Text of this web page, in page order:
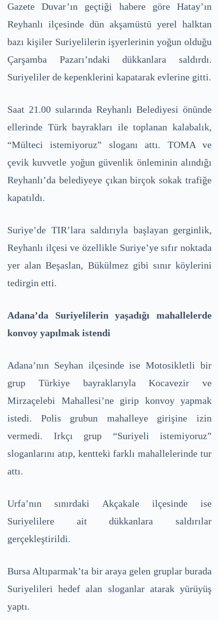
Gazete Duvar’ın geçtiği habere göre Hatay’ın
Reyhanlı ilçesinde dün akşamüstü yerel halktan
bazı kişiler Suriyelilerin işyerlerinin yoğun olduğu
Çarşamba Pazarı’ndaki dükkanlara saldırdı.
Suriyeliler de kepenklerini kapatarak evlerine gitti.
Saat 21.00 sularında Reyhanlı Belediyesi önünde
ellerinde Türk bayrakları ile toplanan kalabalık,
“Mülteci istemiyoruz” sloganı attı. TOMA ve
çevik kuvvetle yoğun güvenlik önleminin alındığı
Reyhanlı’da belediyeye çıkan birçok sokak trafiğe
kapatıldı.
Suriye’de TIR’lara saldırıyla başlayan gerginlik,
Reyhanlı ilçesi ve özellikle Suriye’ye sıfır noktada
yer alan Beşaslan, Bükülmez gibi sınır köylerini
tedirgin etti.
Adana’da Suriyelilerin yaşadığı mahallelerde
konvoy yapılmak istendi
Adana’nın Seyhan ilçesinde ise Motosikletli bir
grup Türkiye bayraklarıyla Kocavezir ve
Mirzaçelebi Mahallesi’ne girip konvoy yapmak
istedi. Polis grubun mahalleye girişine izin
vermedi. Irkçı grup “Suriyeli istemiyoruz”
sloganlarını atıp, kentteki farklı mahallelerinde tur
attı.
Urfa’nın sınırdaki Akçakale ilçesinde ise
Suriyelilere ait dükkanlara saldırılar
gerçekleştirildi.
Bursa Altıparmak’ta bir araya gelen gruplar burada
Suriyelileri hedef alan sloganlar atarak yürüyüş
yaptı.